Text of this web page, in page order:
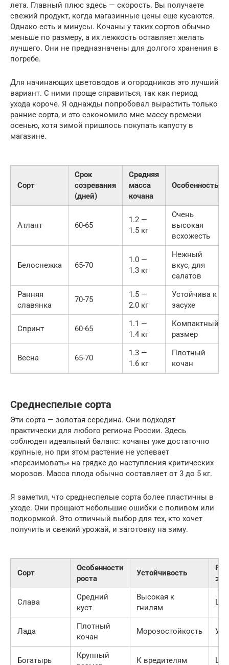
лета. Главный плюс здесь — скорость. Вы получаете
свежий продукт, когда магазинные цены еще кусаются.
Однако есть и минусы. Кочаны у таких сортов обычно
меньше по размеру, а их лежкость оставляет желать
лучшего. Они не предназначены для долгого хранения в
погребе.
Для начинающих цветоводов и огородников это лучший
вариант. С ними проще справиться, так как период
ухода короче. Я однажды попробовал вырастить только
ранние сорта, и это сэкономило мне массу времени
осенью, хотя зимой пришлось покупать капусту в
магазине.
Сорт
Срок
созревания
(дней)
Средняя
масса
кочана
Особенность
Атлант 60-65
1.2 —
1.5 кг
Очень
высокая
всхожесть
Белоснежка 65-70
1.0 —
1.3 кг
Нежный
вкус, для
салатов
Ранняя
славянка
70-75
1.5 —
2.0 кг
Устойчива к
засухе
Спринт 60-65
1.1 —
1.4 кг
Компактный
размер
Весна 65-70
1.3 —
1.6 кг
Плотный
кочан
Среднеспелые сорта
Эти сорта — золотая середина. Они подходят
практически для любого региона России. Здесь
соблюден идеальный баланс: кочаны уже достаточно
крупные, но при этом растение не успевает
«перезимовать» на грядке до наступления критических
морозов. Масса плода обычно составляет от 3 до 5 кг.
Я заметил, что среднеспелые сорта более пластичны в
уходе. Они прощают небольшие ошибки с поливом или
подкормкой. Это отличный выбор для тех, кто хочет
получить и свежий урожай, и заготовку на зиму.
Сорт
Особенности
роста
Устойчивость
Слава
Средний
куст
Высокая к
гнилям
Лада
Плотный
кочан
Морозостойкость
Богатырь
Крупный
К вредителям